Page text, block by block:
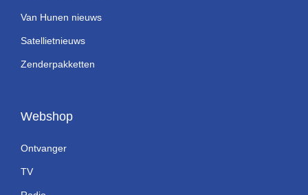
Van Hunen nieuws
Satellietnieuws
Zenderpakketten
Webshop
Ontvanger
TV